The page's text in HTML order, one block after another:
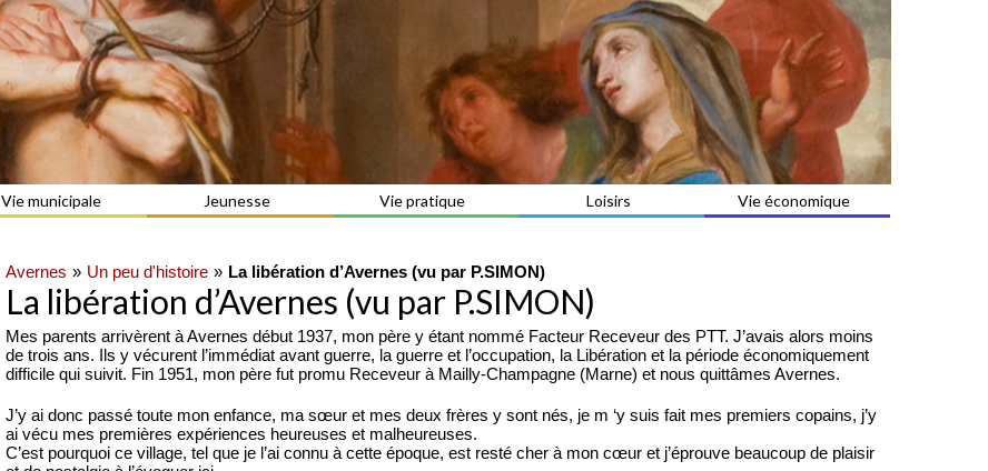
Vie municipale Jeunesse Vie pratique Loisirs Vie économique
Avernes Un peu d'histoire La libération d’Avernes (vu par P.SIMON)
La libération d’Avernes (vu par P.SIMON)
Mes parents arrivèrent à Avernes début 1937, mon père y étant nommé Facteur Receveur des PTT. J’avais alors moins
de trois ans. Ils y vécurent l’immédiat avant guerre, la guerre et l’occupation, la Libération et la période économiquement
difficile qui suivit. Fin 1951, mon père fut promu Receveur à Mailly-Champagne (Marne) et nous quittâmes Avernes.
J’y ai donc passé toute mon enfance, ma sœur et mes deux frères y sont nés, je m ‘y suis fait mes premiers copains, j’y
ai vécu mes premières expériences heureuses et malheureuses.
C’est pourquoi ce village, tel que je l’ai connu à cette époque, est resté cher à mon cœur et j’éprouve beaucoup de plaisir